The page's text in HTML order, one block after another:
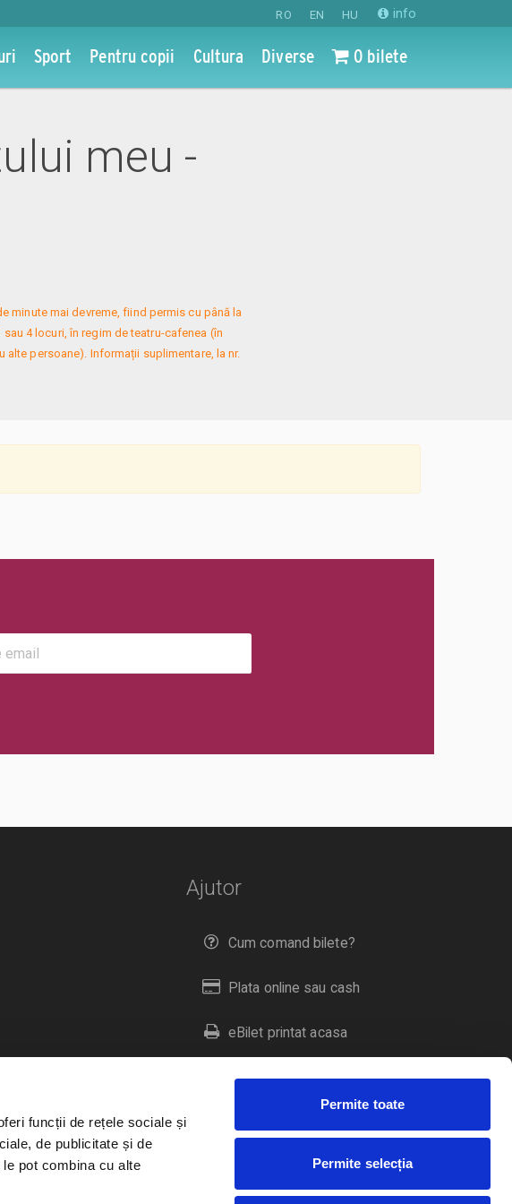
funcții de rețele sociale și
de publicitate și de
pot combina cu alte
Permite toate
Permite selecția
RO EN HU info
Sport Pentru copii Cultura Diverse 0 bilete
meu -
minute mai devreme, fiind permis cu până la
4 locuri, în regim de teatru-cafenea (în
persoane). Informații suplimentare, la nr.
Ajutor
Cum comand bilete?
Plata online sau cash
eBilet printat acasa
Livrare prin curier
Duplicare bilete